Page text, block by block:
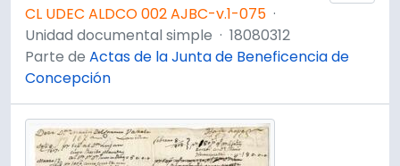
CL UDEC ALDCO 002 AJBC-v.1-075 ·
Unidad documental simple · 18080312
Parte de Actas de la Junta de Beneficencia de
Concepción